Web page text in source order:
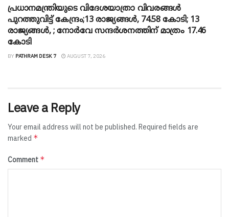
പ്രധാനമന്ത്രിയുടെ വിദേശയാത്രാ വിവരങ്ങൾ
പുറത്തുവിട്ട് കേന്ദ്രം;13 രാജ്യങ്ങൾ, 74.58 കോടി; 13
രാജ്യങ്ങൾ, ; നോർവേ സന്ദർശനത്തിന് മാത്രം 17.46
കോടി
BY PATHRAM DESK 7 AUGUST 7, 2026
Leave a Reply
Your email address will not be published. Required fields are
marked *
Comment *